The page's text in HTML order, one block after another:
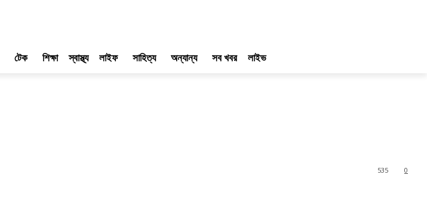
টেক শিক্ষা স্বাস্থ্য লাইফ সাহিত্য অন্যান্য সব খবর লাইভ
0
535